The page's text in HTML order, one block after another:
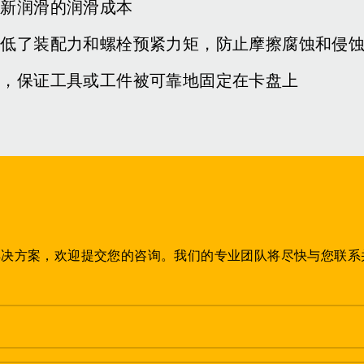
润滑的润滑成本
了装配力和螺栓预紧力矩，防止摩擦腐蚀和侵蚀
保证工具或工件被可靠地固定在卡盘上
方案，欢迎提交您的咨询。我们的专业团队将尽快与您联系